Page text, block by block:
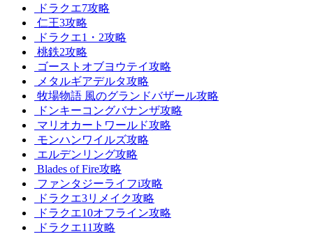
ドラクエ7攻略
仁王3攻略
ドラクエ1・2攻略
桃鉄2攻略
ゴーストオブヨウテイ攻略
メタルギアデルタ攻略
牧場物語 風のグランドバザール攻略
ドンキーコングバナンザ攻略
マリオカートワールド攻略
モンハンワイルズ攻略
エルデンリング攻略
Blades of Fire攻略
ファンタジーライフi攻略
ドラクエ3リメイク攻略
ドラクエ10オフライン攻略
ドラクエ11攻略